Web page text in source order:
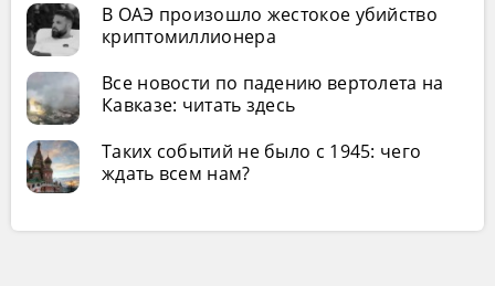
В ОАЭ произошло жестокое убийство
криптомиллионера
Все новости по падению вертолета на
Кавказе: читать здесь
Таких событий не было с 1945: чего
ждать всем нам?